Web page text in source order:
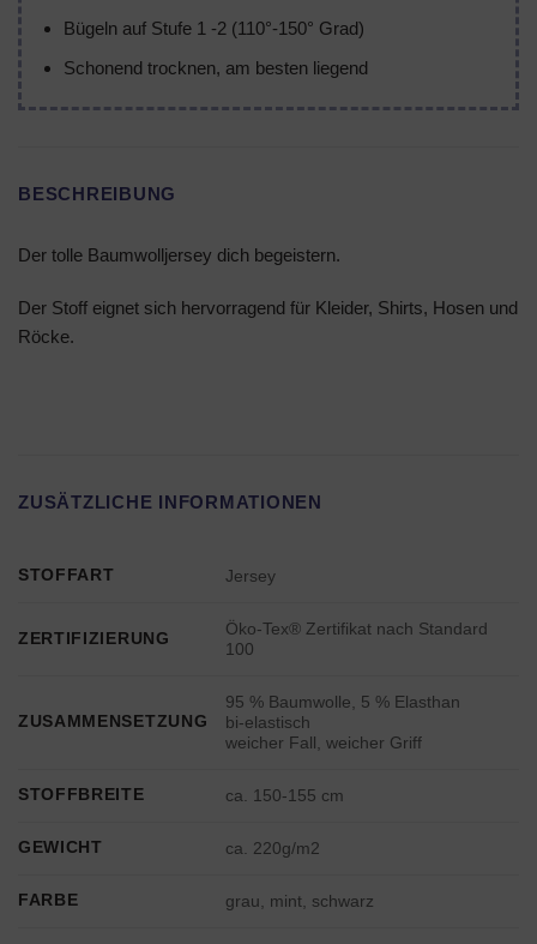
Bügeln auf Stufe 1 -2 (110°-150° Grad)
Schonend trocknen, am besten liegend
BESCHREIBUNG
Der tolle Baumwolljersey dich begeistern.
Der Stoff eignet sich hervorragend für Kleider, Shirts, Hosen und
Röcke.
ZUSÄTZLICHE INFORMATIONEN
STOFFART Jersey
ZERTIFIZIERUNG
Öko-Tex® Zertifikat nach Standard
100
ZUSAMMENSETZUNG
95 % Baumwolle, 5 % Elasthan
bi-elastisch
weicher Fall, weicher Griff
STOFFBREITE ca. 150-155 cm
GEWICHT ca. 220g/m2
FARBE grau, mint, schwarz